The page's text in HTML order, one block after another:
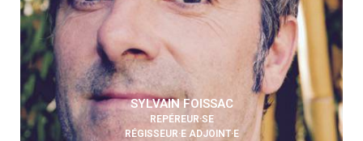
SYLVAIN FOISSAC
REPÉREUR·SE
RÉGISSEUR·E ADJOINT·E